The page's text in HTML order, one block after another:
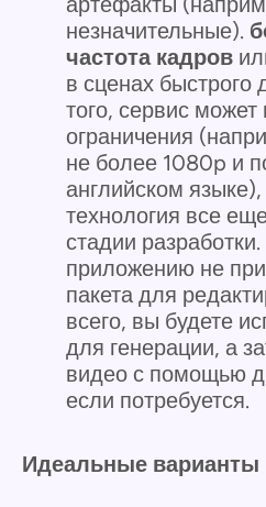
незначительные).
частота кадров
в сценах
того, сервис может
ограничения
не более 1080p и
английском
технология все
стадии
приложению не
пакета для
всего, вы будете
для генерации, а
видео с помощью
если потребуется.
Идеальные варианты